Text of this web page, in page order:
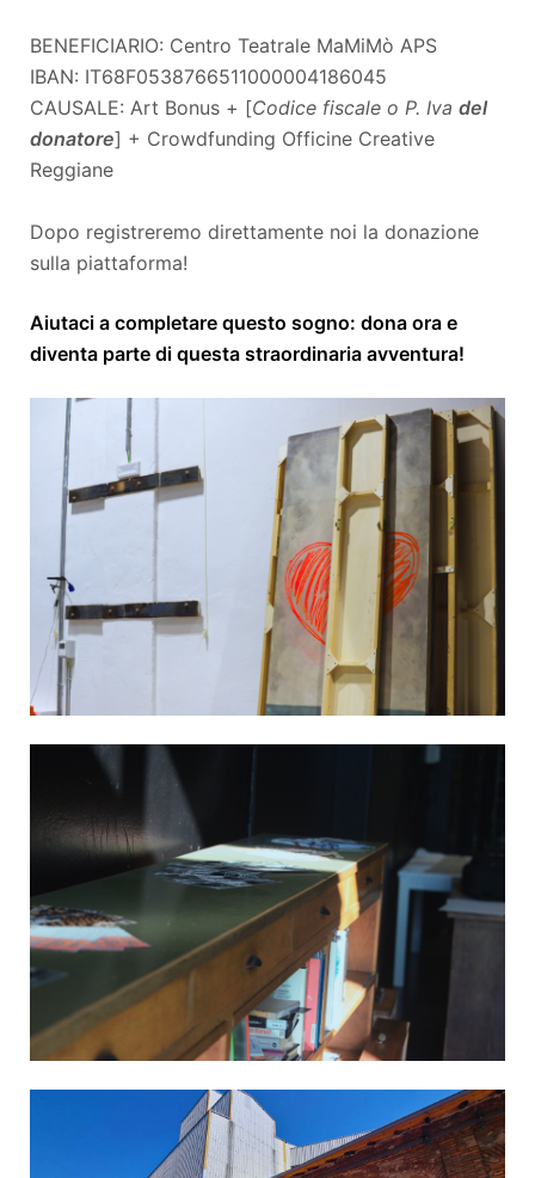
BENEFICIARIO: Centro Teatrale MaMiMò APS
IBAN: IT68F0538766511000004186045
CAUSALE: Art Bonus + [Codice fiscale o P. Iva del
donatore] + Crowdfunding Officine Creative
Reggiane
Dopo registreremo direttamente noi la donazione
sulla piattaforma!
Aiutaci a completare questo sogno: dona ora e
diventa parte di questa straordinaria avventura!